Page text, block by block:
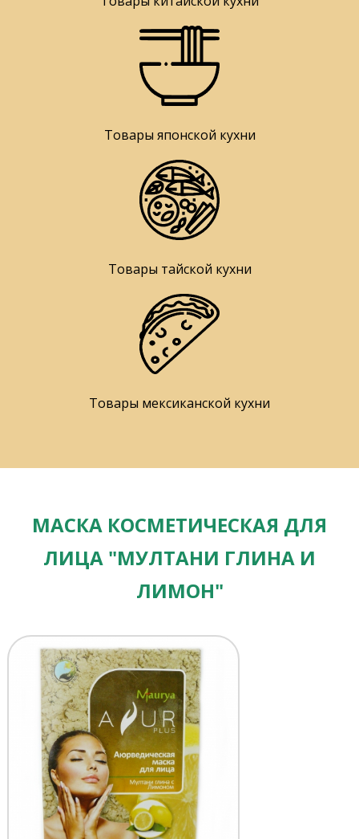
Товары японской кухни
Товары тайской кухни
Товары мексиканской кухни
МАСКА КОСМЕТИЧЕСКАЯ ДЛЯ
ЛИЦА "МУЛТАНИ ГЛИНА И
ЛИМОН"